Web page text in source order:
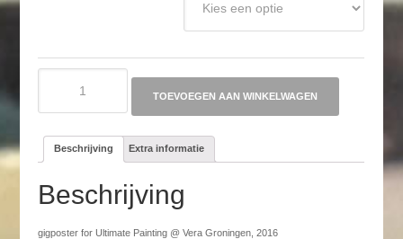
TOEVOEGEN AAN WINKELWAGEN
Beschrijving Extra informatie
Beschrijving
gigposter for Ultimate Painting @ Vera Groningen, 2016